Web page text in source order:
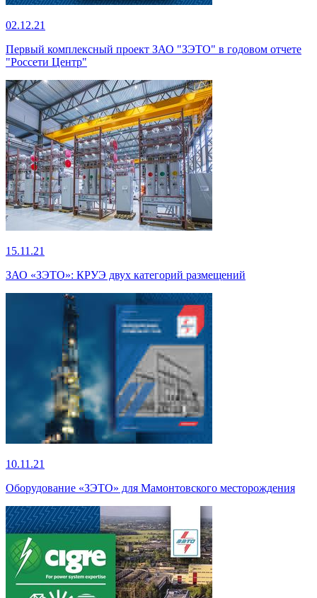
02.12.21
Первый комплексный проект ЗАО "ЗЭТО" в годовом отчете
"Россети Центр"
15.11.21
ЗАО «ЗЭТО»: КРУЭ двух категорий размещений
10.11.21
Оборудование «ЗЭТО» для Мамонтовского месторождения